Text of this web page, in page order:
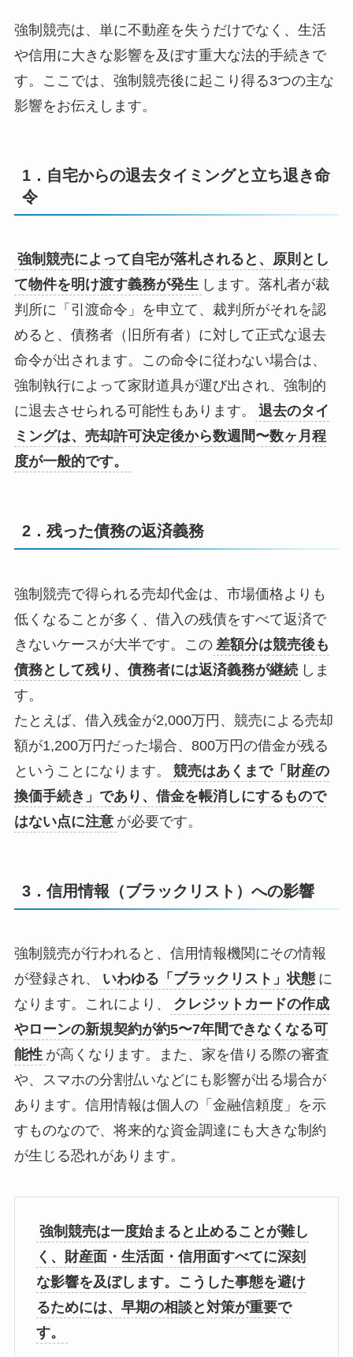
強制競売は、単に不動産を失うだけでなく、生活
や信用に大きな影響を及ぼす重大な法的手続きで
す。ここでは、強制競売後に起こり得る3つの主な
影響をお伝えします。
1．自宅からの退去タイミングと立ち退き命
令
強制競売によって自宅が落札されると、原則とし
て物件を明け渡す義務が発生 します。落札者が裁
判所に「引渡命令」を申立て、裁判所がそれを認
めると、債務者（旧所有者）に対して正式な退去
命令が出されます。この命令に従わない場合は、
強制執行によって家財道具が運び出され、強制的
に退去させられる可能性もあります。
退去のタイ
ミングは、売却許可決定後から数週間〜数ヶ月程
度が一般的です。
2．残った債務の返済義務
強制競売で得られる売却代金は、市場価格よりも
低くなることが多く、借入の残債をすべて返済で
きないケースが大半です。この 差額分は競売後も
債務として残り、債務者には返済義務が継続 しま
す。
たとえば、借入残金が2,000万円、競売による売却
額が1,200万円だった場合、800万円の借金が残る
ということになります。
競売はあくまで「財産の
換価手続き」であり、借金を帳消しにするもので
はない点に注意 が必要です。
3．信用情報（ブラックリスト）への影響
強制競売が行われると、信用情報機関にその情報
が登録され、
いわゆる「ブラックリスト」状態 に
なります。これにより、
クレジットカードの作成
やローンの新規契約が約5〜7年間できなくなる可
能性 が高くなります。また、家を借りる際の審査
や、スマホの分割払いなどにも影響が出る場合が
あります。信用情報は個人の「金融信頼度」を示
すものなので、将来的な資金調達にも大きな制約
が生じる恐れがあります。
強制競売は一度始まると止めることが難し
く、財産面・生活面・信用面すべてに深刻
な影響を及ぼします。こうした事態を避け
るためには、早期の相談と対策が重要で
す。